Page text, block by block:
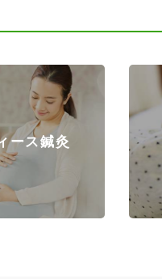
ース鍼灸